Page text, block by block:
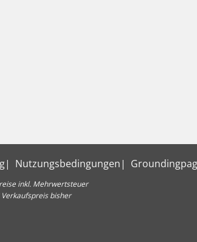
Nutzungsbedingungen
inkl. Mehrwertsteuer
bisher